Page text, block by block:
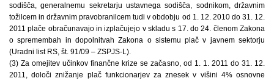
sodišča, generalnemu sekretarju ustavnega sodišča, sodnikom, državnim
tožilcem in državnim pravobranilcem tudi v obdobju od 1. 12. 2010 do 31. 12.
2011 plače obračunavajo in izplačujejo v skladu s 17. do 24. členom Zakona
o spremembah in dopolnitvah Zakona o sistemu plač v javnem sektorju
(Uradni list RS, št. 91/09 – ZSPJS-L).
(3) Za omejitev učinkov finančne krize se začasno, od 1. 1. 2011 do 31. 12.
2011, določi znižanje plač funkcionarjev za znesek v višini 4% osnovne